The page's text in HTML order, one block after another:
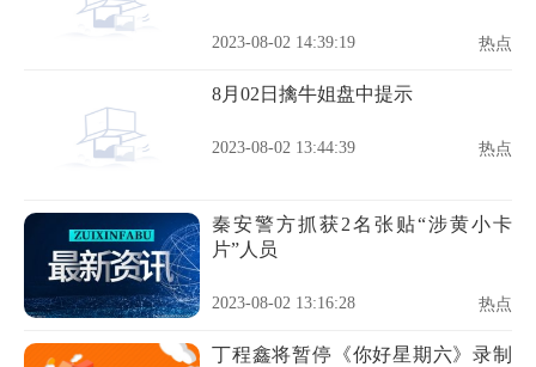
2023-08-02 14:39:19 热点
8月02日擒牛姐盘中提示
2023-08-02 13:44:39 热点
秦安警方抓获2名张贴“涉黄小卡
片”人员
2023-08-02 13:16:28 热点
丁程鑫将暂停《你好星期六》录制